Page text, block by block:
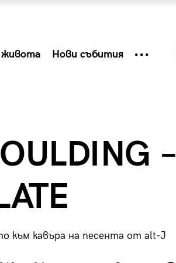
Нови събития
–
към кавъра на песента от alt-J
Prelude: как